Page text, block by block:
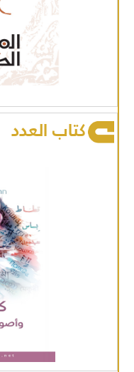
كتاب العدد